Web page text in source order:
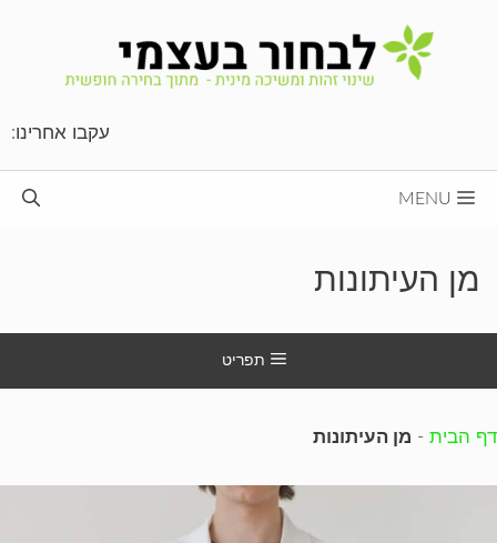
עקבו אחרינו:
MENU
מן העיתונות
תפריט
דף הבית - מן העיתונות